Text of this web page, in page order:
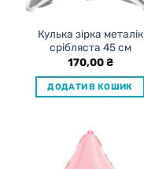
Кулька зірка металік
срібляста 45 см
170,00₴
ДОДАТИ В КОШИК